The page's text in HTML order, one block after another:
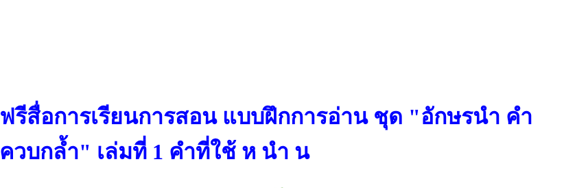
ฟรีสื่อการเรียนการสอน แบบฝึกการอ่าน ชุด "อักษรนำ คำ
ควบกล้ำ" เล่มที่ 1 คำที่ใช้ ห นำ น